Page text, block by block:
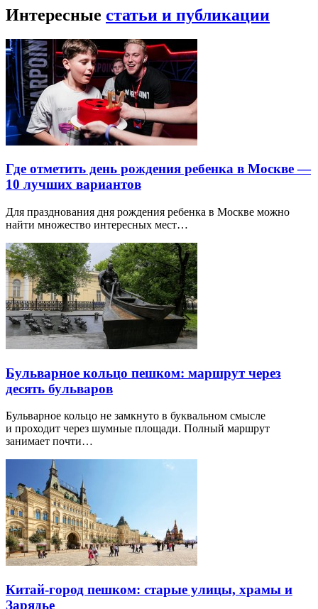
Интересные статьи и публикации
Где отметить день рождения ребенка в Москве —
10 лучших вариантов
Для празднования дня рождения ребенка в Москве можно
найти множество интересных мест…
Бульварное кольцо пешком: маршрут через
десять бульваров
Бульварное кольцо не замкнуто в буквальном смысле
и проходит через шумные площади. Полный маршрут
занимает почти…
Китай-город пешком: старые улицы, храмы и
Зарядье